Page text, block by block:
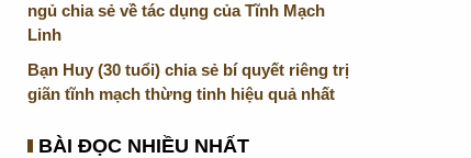
ngủ chia sẻ về tác dụng của Tĩnh Mạch
Linh
Bạn Huy (30 tuổi) chia sẻ bí quyết riêng trị
giãn tĩnh mạch thừng tinh hiệu quả nhất
BÀI ĐỌC NHIỀU NHẤT